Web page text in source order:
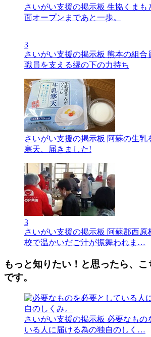
さいがい支援の掲示板 生協くまも
面オープンまであと一歩。
3
さいがい支援の掲示板 熊本の組合
職員を支える縁の下の力持ち
さいがい支援の掲示板 阿蘇の生乳
寒天、届きました!
3
さいがい支援の掲示板 阿蘇郡西原
校で温かいだご汁が振舞われま…
もっと知りたい！と思ったら、
です。
さいがい支援の掲示板 必要なもの
いる人に届ける為の独自のしく…